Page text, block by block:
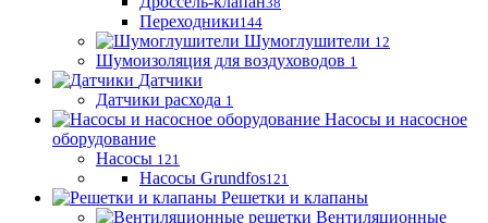
Переходники144
Шумоглушители 12
Шумоизоляция для воздуховодов 1
Датчики
Датчики расхода 1
Насосы и насосное
оборудование
Насосы 121
Насосы Grundfos121
Решетки и клапаны
Вентиляционные